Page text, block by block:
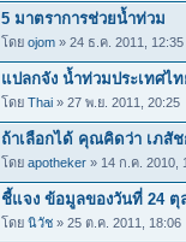
5 มาตราการช่วยน้ำท่วม
โดย ojom » 24 ธ.ค. 2011, 12:35
แปลกจัง น้ำท่วมประเทศไ
โดย Thai » 27 พ.ย. 2011, 20:25
ถ้าเลือกได้ คุณคิดว่า เภสั
โดย apotheker » 14 ก.ค. 2010,
ชี้แจง ข้อมูลของวันที่ 24 ตุ
โดย นิวัช » 25 ต.ค. 2011, 18:06